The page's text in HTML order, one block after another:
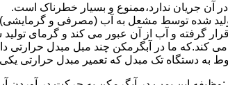
آن جریان ندارد،ممنوع و بسیار خطرناک است.
شده توسط مشعل به آب (مصرفی و
گرفته و آب از آن عبور می کند و گرمای
ما در آبگرمکن چند مبل مبدل حرارتی
به دستگاه تک مبدل که تعمیر مبدل حرارتی